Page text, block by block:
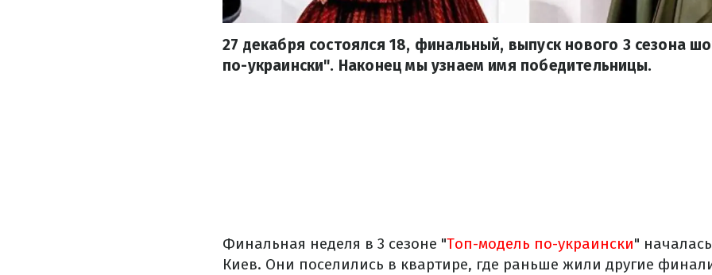
27 декабря состоялся 18, финальный, выпуск нового 3 сезона
по-украински". Наконец мы узнаем имя победительницы.
Финальная неделя в 3 сезоне "Топ-модель по-украински"
Киев. Они поселились в квартире, где раньше жили другие